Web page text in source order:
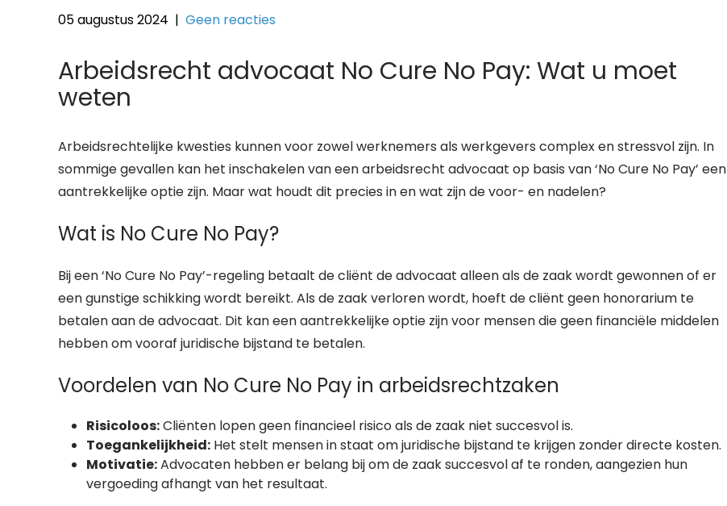
05 augustus 2024 | Geen reacties
Arbeidsrecht advocaat No Cure No Pay: Wat u moet
weten
Arbeidsrechtelijke kwesties kunnen voor zowel werknemers als werkgevers complex en stressvol zijn. In
sommige gevallen kan het inschakelen van een arbeidsrecht advocaat op basis van ‘No Cure No Pay’ een
aantrekkelijke optie zijn. Maar wat houdt dit precies in en wat zijn de voor- en nadelen?
Wat is No Cure No Pay?
Bij een ‘No Cure No Pay’-regeling betaalt de cliënt de advocaat alleen als de zaak wordt gewonnen of er
een gunstige schikking wordt bereikt. Als de zaak verloren wordt, hoeft de cliënt geen honorarium te
betalen aan de advocaat. Dit kan een aantrekkelijke optie zijn voor mensen die geen financiële middelen
hebben om vooraf juridische bijstand te betalen.
Voordelen van No Cure No Pay in arbeidsrechtzaken
Risicoloos:Cliënten lopen geen financieel risico als de zaak niet succesvol is.
Toegankelijkheid: Het stelt mensen in staat om juridische bijstand te krijgen zonder directe kosten.
Motivatie:Advocaten hebben er belang bij om de zaak succesvol af te ronden, aangezien hun
vergoeding afhangt van het resultaat.